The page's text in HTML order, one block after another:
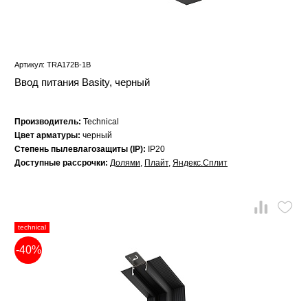
Артикул: TRA172B-1B
Ввод питания Basity, черный
Производитель: Technical
Цвет арматуры: черный
Степень пылевлагозащиты (IP):
IP20
Доступные рассрочки: Долями, Плайт, Яндекс.Сплит
technical
-40%